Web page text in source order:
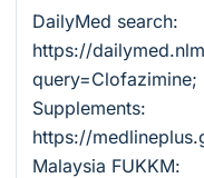
DailyMed search:
https://
query=Clofazimine;
Supplements:
https://
Malaysia FUKKM: